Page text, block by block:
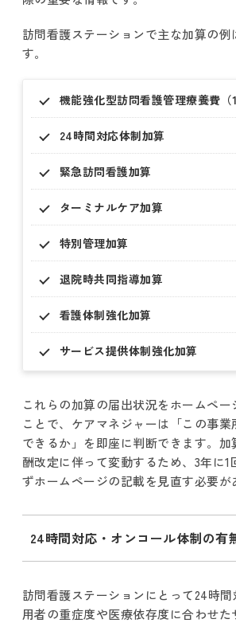
訪問看護ステーションで主な加算の例
す。
機能強化型訪問看護管理療養費（1
24時間対応体制加算
緊急訪問看護加算
ターミナルケア加算
特別管理加算
退院時共同指導加算
看護体制強化加算
サービス提供体制強化加算
これらの加算の届出状況をホームペー
ことで、ケアマネジャーは「この事
できるか」を即座に判断できます。
酬改定に伴って変動するため、3年に1
ずホームページの記載を見直す必要が
24時間対応・オンコール体制の有
訪問看護ステーションにとって24時
用者の重症度や医療依存度に合わせ